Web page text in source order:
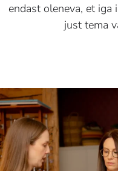
endast oleneva, et iga
just tema